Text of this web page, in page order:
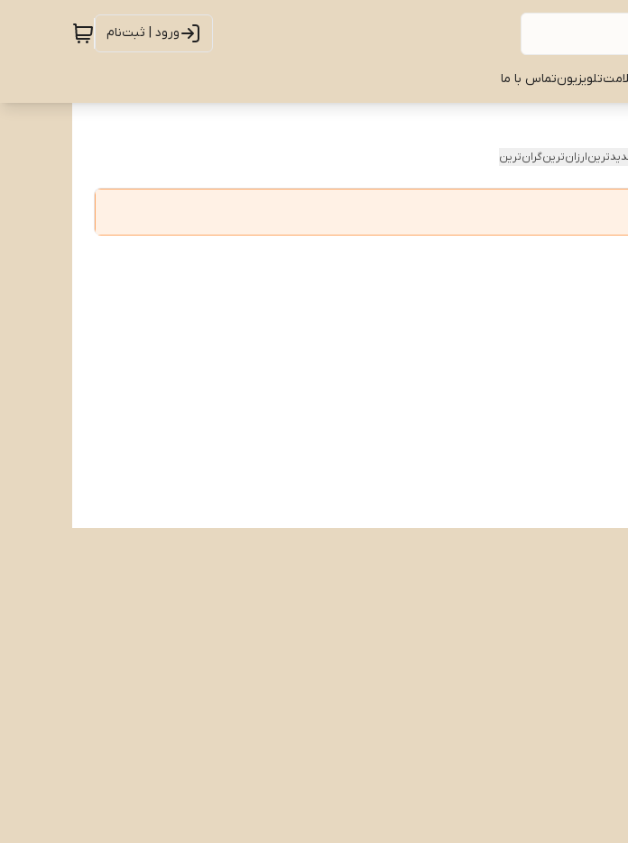
ورود | ثبت‌نام
تلویزیونتماس با ما
ارزان‌ترینگران‌ترین